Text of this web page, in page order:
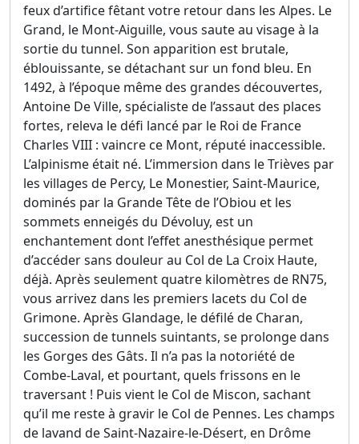
feux d’artifice fêtant votre retour dans les Alpes. Le
Grand, le Mont-Aiguille, vous saute au visage à la
sortie du tunnel. Son apparition est brutale,
éblouissante, se détachant sur un fond bleu. En
1492, à l’époque même des grandes découvertes,
Antoine De Ville, spécialiste de l’assaut des places
fortes, releva le défi lancé par le Roi de France
Charles VIII : vaincre ce Mont, réputé inaccessible.
L’alpinisme était né. L’immersion dans le Trièves par
les villages de Percy, Le Monestier, Saint-Maurice,
dominés par la Grande Tête de l’Obiou et les
sommets enneigés du Dévoluy, est un
enchantement dont l’effet anesthésique permet
d’accéder sans douleur au Col de La Croix Haute,
déjà. Après seulement quatre kilomètres de RN75,
vous arrivez dans les premiers lacets du Col de
Grimone. Après Glandage, le défilé de Charan,
succession de tunnels suintants, se prolonge dans
les Gorges des Gâts. Il n’a pas la notoriété de
Combe-Laval, et pourtant, quels frissons en le
traversant ! Puis vient le Col de Miscon, sachant
qu’il me reste à gravir le Col de Pennes. Les champs
de lavand de Saint-Nazaire-le-Désert, en Drôme